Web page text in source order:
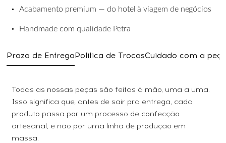
• Acabamento premium — do hotel à viagem de negócios
• Handmade com qualidadePetra
Prazo de EntregaPolitica de TrocasCuidado com a
Todas as nossas peças são feitas à mão, uma a uma.
Isso significa que, antes de sair pra entrega, cada
produto passa por um processo de confecção
artesanal, e não por uma linha de produção em
massa.